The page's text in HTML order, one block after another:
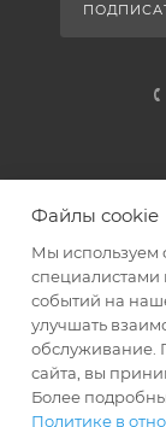
Файлы cookie
Мы используем
специалистами
событий на
улучшать
обслуживание.
сайта, вы
Более
Политике в